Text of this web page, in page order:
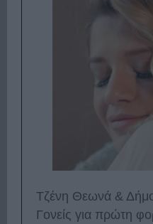
Τζένη Θεωνά &
Γονείς για πρώτη